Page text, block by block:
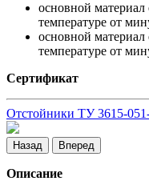
основной
температуре от
основной
температуре от
Сертификат
Отстойники ТУ 3615-
Назад Вперед
Описание